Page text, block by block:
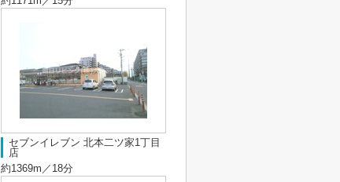
セブンイレブン 北本二ツ家1丁目
店
約1369m／18分